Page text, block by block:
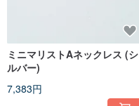
ミニマリストAネックレス (シ
ルバー)
7,383円